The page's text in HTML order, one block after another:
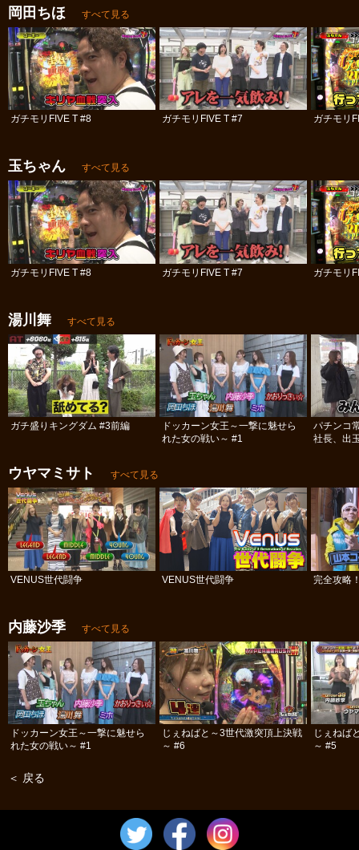
岡田ちほ すべて見る
ガチモリFIVE T #8 ガチモリFIVE T #7 ガチモリ
玉ちゃん すべて見る
ガチモリFIVE T #8 ガチモリFIVE T #7 ガチモリ
湯川舞 すべて見る
ガチ盛りキングダム #3前編
ドッカーン女王～一撃に魅せら
れた女の戦い～ #1
パチンコ
社長、出
ウヤマミサト すべて見る
VENUS世代闘争 VENUS世代闘争 完全攻略
内藤沙季 すべて見る
ドッカーン女王～一撃に魅せら
れた女の戦い～ #1
じぇねばと～3世代激突頂上決戦
～ #6
じぇねば
～ #5
＜ 戻る